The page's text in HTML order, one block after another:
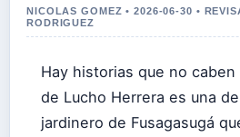
NICOLAS GOMEZ • 2026-06-30 •
RODRIGUEZ
Hay historias que no caben
de Lucho Herrera es una
jardinero de Fusagasugá